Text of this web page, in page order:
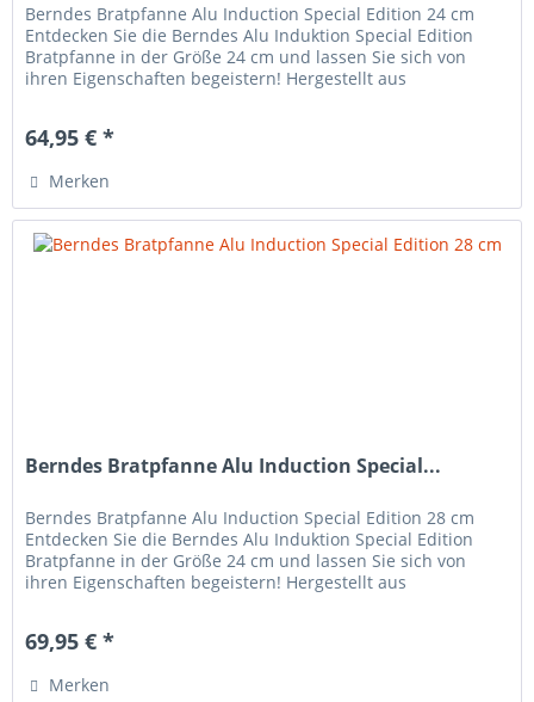
Berndes Bratpfanne Alu Induction Special Edition 24 cm
Entdecken Sie die Berndes Alu Induktion Special Edition
Bratpfanne in der Größe 24 cm und lassen Sie sich von
ihren Eigenschaften begeistern! Hergestellt aus
64,95 € *
Merken
Berndes Bratpfanne Alu Induction Special...
Berndes Bratpfanne Alu Induction Special Edition 28 cm
Entdecken Sie die Berndes Alu Induktion Special Edition
Bratpfanne in der Größe 24 cm und lassen Sie sich von
ihren Eigenschaften begeistern! Hergestellt aus
69,95 € *
Merken